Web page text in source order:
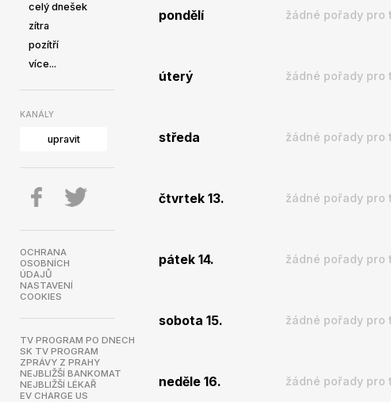
celý dnešek
zítra
pozítří
více...
KANÁLY
upravit
OCHRANA
OSOBNÍCH
ÚDAJŮ
NASTAVENÍ
COOKIES
TV PROGRAM PO DNECH
SK TV PROGRAM
ZPRÁVY Z PRAHY
NEJBLIŽŠÍ BANKOMAT
NEJBLIŽŠÍ LÉKAŘ
EV CHARGE US
pondělí žádné pořady pro
úterý žádné pořady pro
středa žádné pořady pro
čtvrtek 13. žádné pořady pro
pátek 14. žádné pořady pro
sobota 15. žádné pořady pro
neděle 16. žádné pořady pro